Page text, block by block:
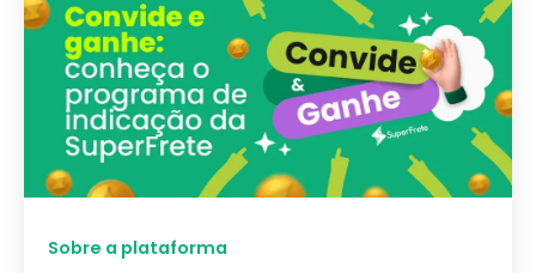
Sobre a plataforma